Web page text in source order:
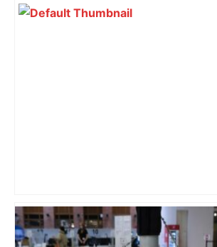
Vainqueur de Toulouse à Aimé-Giral,
Perpignan se prend à croire au